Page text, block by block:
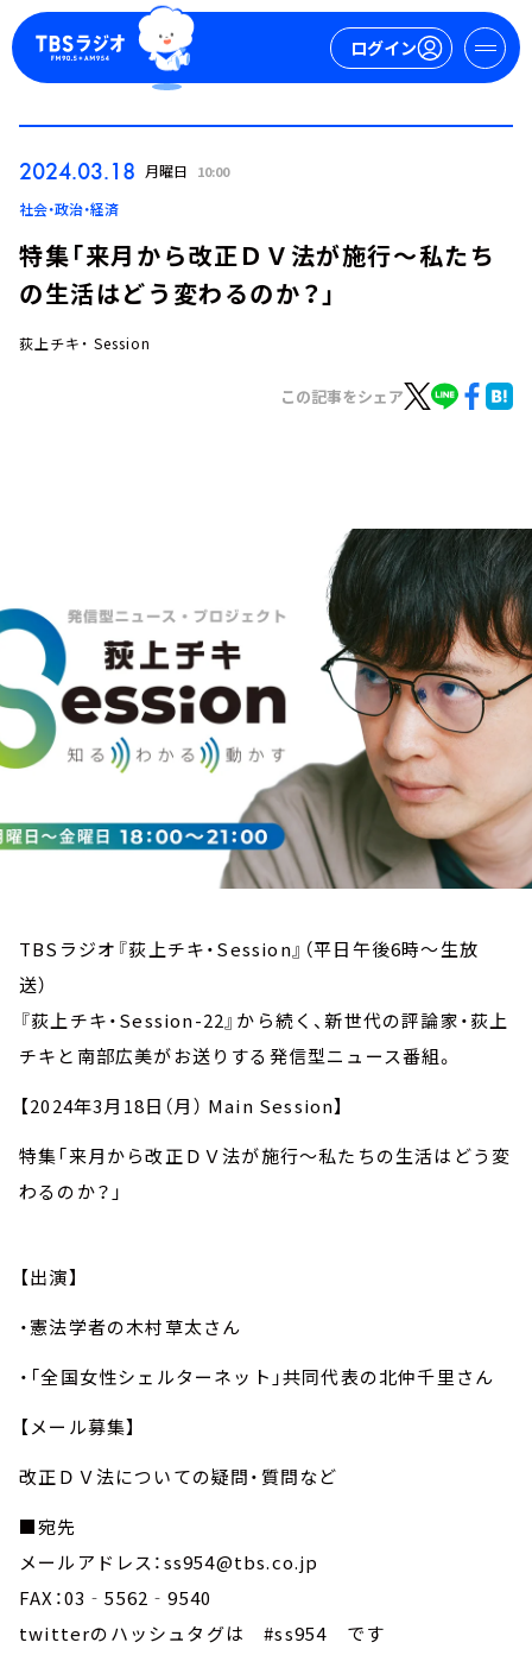
ログイン
会社情報
2024.03.18 月曜日 10:00
社会・政治・経済
特集「来月から改正ＤＶ法が施行～私たち
の生活はどう変わるのか？」
荻上チキ・ Session
この記事をシェア
TBSラジオ『荻上チキ・Session』（平日午後6時～生放
送）
『荻上チキ・Session-22』から続く、新世代の評論家・荻上
チキと南部広美がお送りする発信型ニュース番組。
【2024年3月18日（月） Main Session】
特集「来月から改正ＤＶ法が施行～私たちの生活はどう変
わるのか？」
【出演】
・憲法学者の木村草太さん
・「全国女性シェルターネット」共同代表の北仲千里さん
【メール募集】
改正ＤＶ法についての疑問・質問など
■宛先
メールアドレス：ss954@tbs.co.jp
FAX：03‐5562‐9540
twitterのハッシュタグは #ss954 です